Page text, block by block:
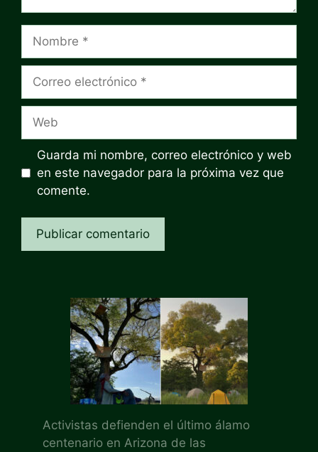
electrónico
Guarda mi nombre, correo electrónico y web
en este navegador para la próxima vez que
comente.
Activistas defienden el último álamo
centenario en Arizona de las